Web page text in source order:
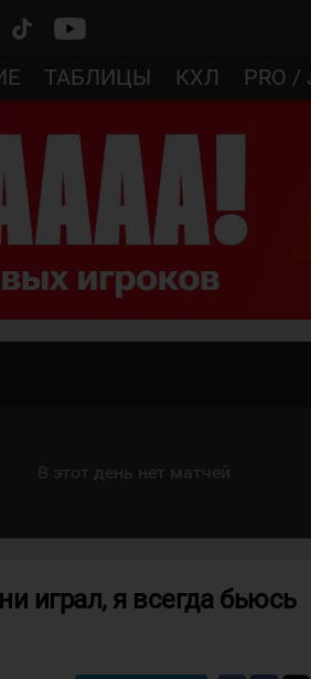
ТАБЛИЦЫ КХЛ PRO /
В этот день нет матчей
играл, я всегда бьюсь